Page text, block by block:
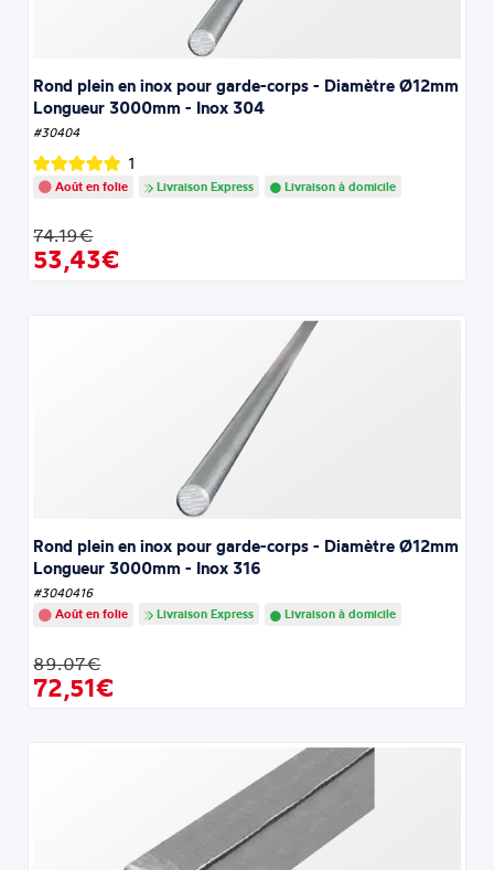
Rond plein en inox pour garde-corps - Diamètre Ø12mm
Longueur 3000mm - Inox 304
#30404
1
Août en folie Livraison Express Livraison à domicile
74.19€
53,43€
Rond plein en inox pour garde-corps - Diamètre Ø12mm
Longueur 3000mm - Inox 316
#3040416
Août en folie
Livraison Express Livraison à domicile
89.07€
72,51€